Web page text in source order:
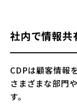
社内で情報共
CDPは顧客情報
さまざまな部門
す。